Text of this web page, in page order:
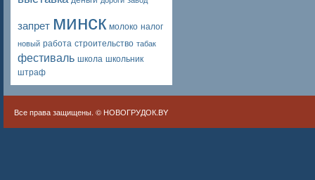
запрет минск молоко налог
новый работа строительство табак
фестиваль школа школьник
штраф
Все права защищены. © НОВОГРУДОК.BY